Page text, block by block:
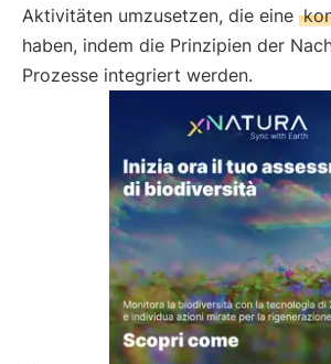
Aktivitäten umzusetzen, die eine
haben, indem die Prinzipien der
Prozesse integriert werden.